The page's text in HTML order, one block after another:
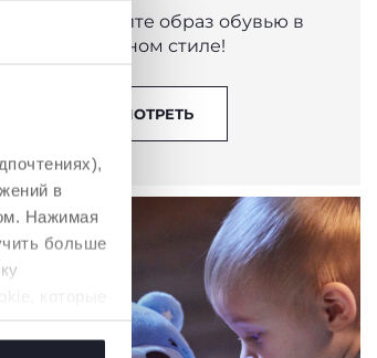
в
Нажимая
больше
Дополните образ обувью в
уникальном стиле!
ПОСМОТРЕТЬ